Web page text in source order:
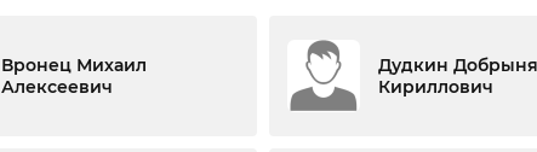
Вронец Михаил
Алексеевич
Дудкин
Кириллович